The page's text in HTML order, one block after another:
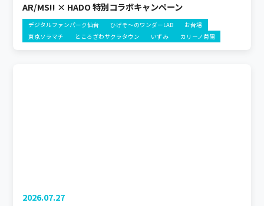
AR/MS!! × HADO 特別コラボキャンペーン
デジタルファンパーク仙台 ひげぞ～のワンダーLAB
お台場
東京ソラマチ
ところざわサクラタウン いずみ カリーノ菊陽
2026.07.27